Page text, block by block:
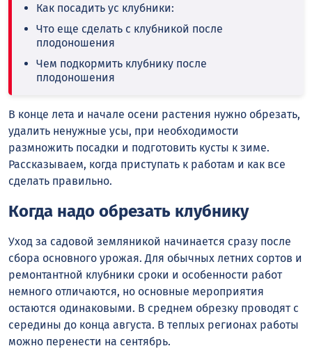
Как посадить ус клубники:
Что еще сделать с клубникой после
плодоношения
Чем подкормить клубнику после
плодоношения
В конце лета и начале осени растения нужно обрезать,
удалить ненужные усы, при необходимости
размножить посадки и подготовить кусты к зиме.
Рассказываем, когда приступать к работам и как все
сделать правильно.
Когда надо обрезать клубнику
Уход за садовой земляникой начинается сразу после
сбора основного урожая. Для обычных летних сортов и
ремонтантной клубники сроки и особенности работ
немного отличаются, но основные мероприятия
остаются одинаковыми. В среднем обрезку проводят с
середины до конца августа. В теплых регионах работы
можно перенести на сентябрь.